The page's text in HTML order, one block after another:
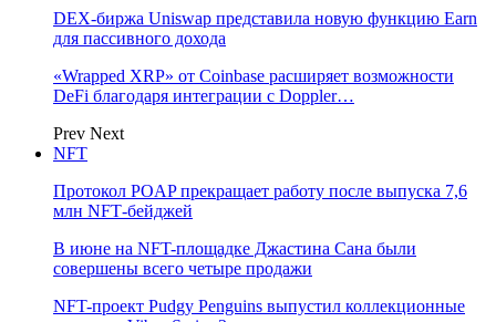
DEX-биржа Uniswap представила новую функцию Earn
для пассивного дохода
«Wrapped XRP» от Coinbase расширяет возможности
DeFi благодаря интеграции с Doppler…
Prev Next
NFT
Протокол POAP прекращает работу после выпуска 7,6
млн NFT‑бейджей
В июне на NFT-площадке Джастина Сана были
совершены всего четыре продажи
NFT-проект Pudgy Penguins выпустил коллекционные